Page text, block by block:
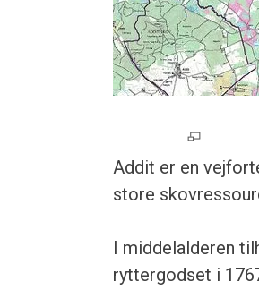
Addit er en
store
I middelalderen
ryttergodset i